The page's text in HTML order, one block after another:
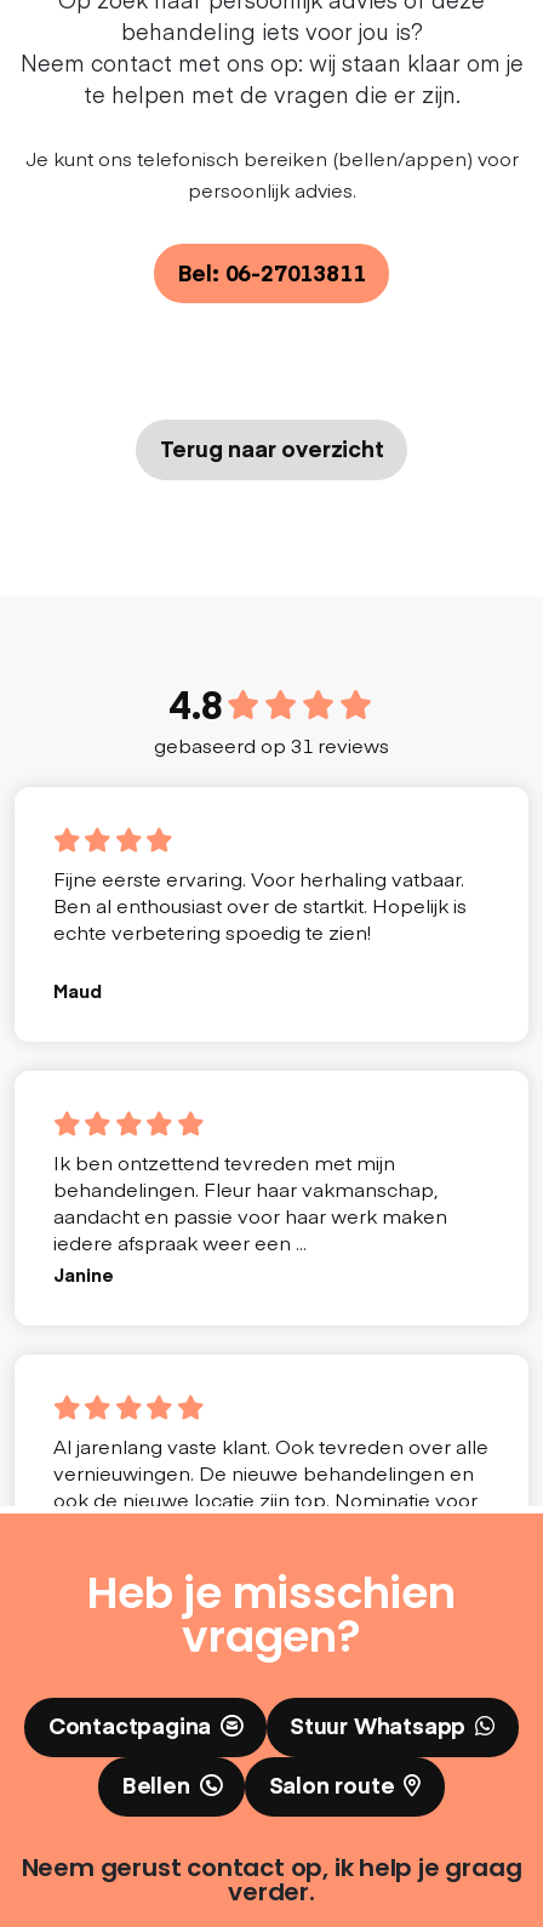
behandeling iets voor jou is?
Neem contact met ons op: wij staan klaar om je
te helpen met de vragen die er zijn.
Je kunt ons telefonisch bereiken (bellen/appen) voor
persoonlijk advies.
Bel: 06-27013811
Terug naar overzicht
Heb je misschien
vragen?
Contactpagina
Stuur Whatsapp
Bellen
Salon route
Neem gerust contact op, ik help je graag
verder.